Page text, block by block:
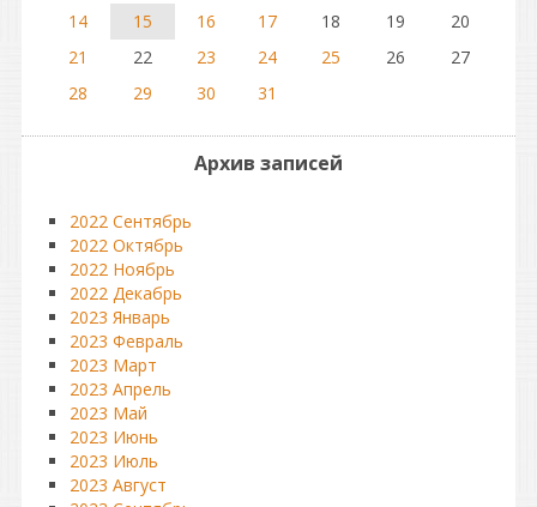
14
15 16 17 18 19
20
21
22 23 24 25 26
27
28
29 30 31
Архив записей
2022 Сентябрь
2022 Октябрь
2022 Ноябрь
2022 Декабрь
2023 Январь
2023 Февраль
2023 Март
2023 Апрель
2023 Май
2023 Июнь
2023 Июль
2023 Август